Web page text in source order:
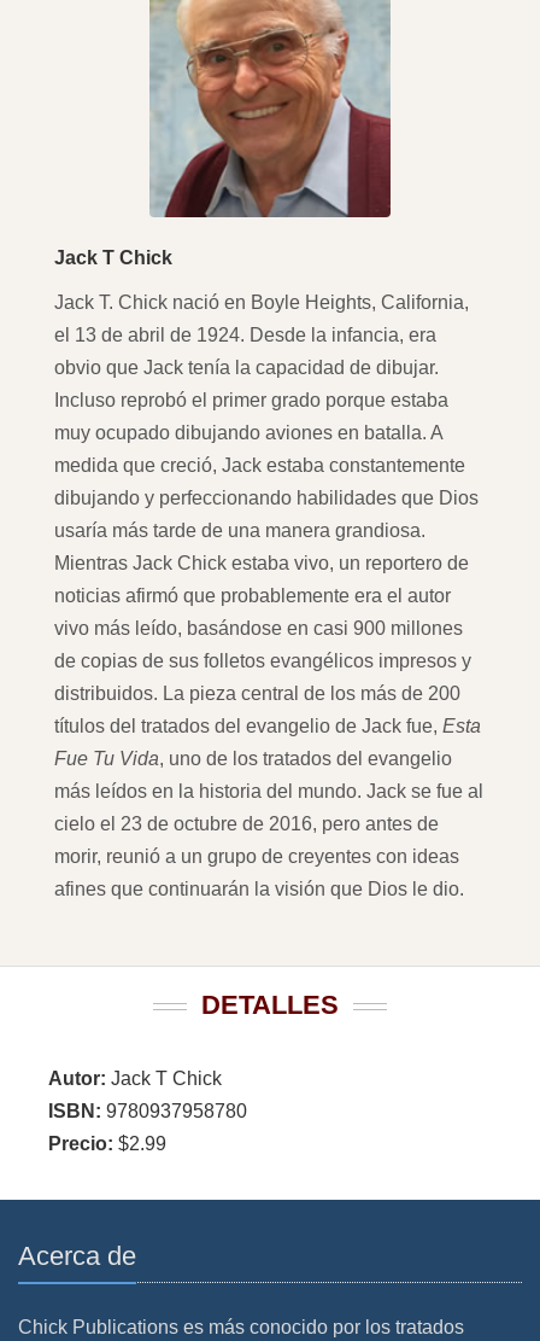
Jack T Chick
Jack T. Chick nació en Boyle Heights, California,
el 13 de abril de 1924. Desde la infancia, era
obvio que Jack tenía la capacidad de dibujar.
Incluso reprobó el primer grado porque estaba
muy ocupado dibujando aviones en batalla. A
medida que creció, Jack estaba constantemente
dibujando y perfeccionando habilidades que Dios
usaría más tarde de una manera grandiosa.
Mientras Jack Chick estaba vivo, un reportero de
noticias afirmó que probablemente era el autor
vivo más leído, basándose en casi 900 millones
de copias de sus folletos evangélicos impresos y
distribuidos. La pieza central de los más de 200
títulos del tratados del evangelio de Jack fue, Esta
Fue Tu Vida, uno de los tratados del evangelio
más leídos en la historia del mundo. Jack se fue al
cielo el 23 de octubre de 2016, pero antes de
morir, reunió a un grupo de creyentes con ideas
afines que continuarán la visión que Dios le dio.
DETALLES
Autor: Jack T Chick
ISBN: 9780937958780
Precio: $2.99
Acerca de
Chick Publications es más conocido por los tratados